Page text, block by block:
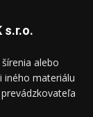
s.r.o.
alebo
iného materiálu